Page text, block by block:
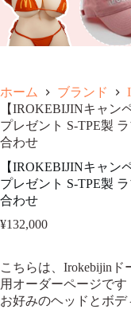
ホーム ブランド
【IROKEBIJINキャン
プレゼント S-TPE製
合わせ
【IROKEBIJINキャン
プレゼント S-TPE製
合わせ
¥132,000
こちらは、Irokebijin
用オーダーページです
お好みのヘッドとボ